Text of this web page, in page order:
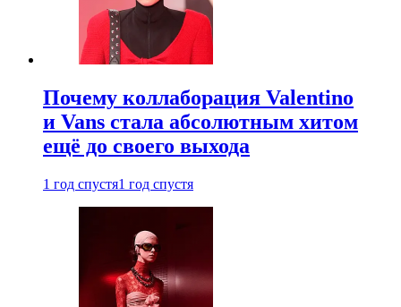
Почему коллаборация Valentino
и Vans стала абсолютным хитом
ещё до своего выхода
1 год спустя1 год спустя